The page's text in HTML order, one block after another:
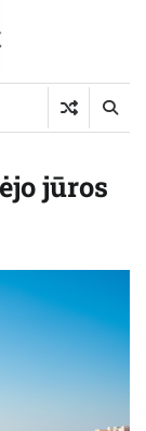
jūros